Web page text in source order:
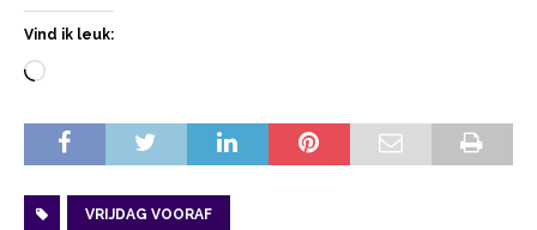
Vind ik leuk:
VRIJDAG VOORAF